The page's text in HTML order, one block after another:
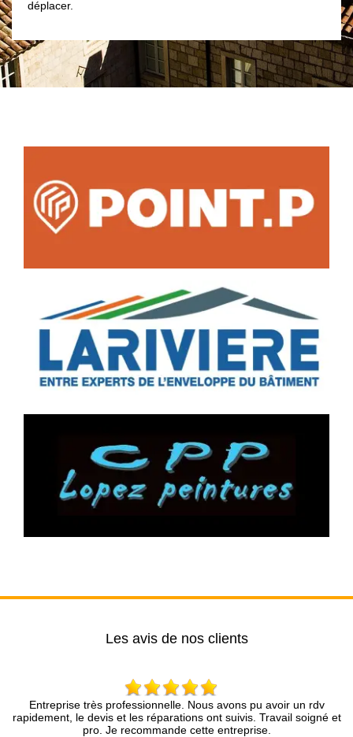
Les avis de nos clients
Nous avons pu avoir un rdv
les réparations ont suivis. Travail soigné et
cette entreprise.
Brun Rénovation….une
compétence et une
présenté avec une